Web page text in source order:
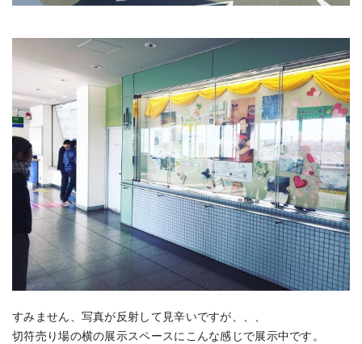
すみません、写真が反射して見辛いですが、、、
切符売り場の横の展示スペースにこんな感じで展示中です。